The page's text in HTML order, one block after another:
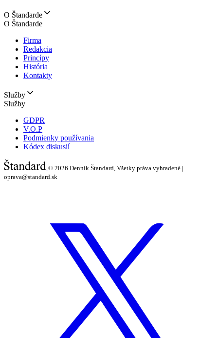
O Štandarde
O Štandarde
Firma
Redakcia
Princípy
História
Kontakty
Služby
Služby
GDPR
V.O.P
Podmienky používania
Kódex diskusií
© 2026 Denník Štandard, Všetky práva vyhradené |
oprava@standard.sk